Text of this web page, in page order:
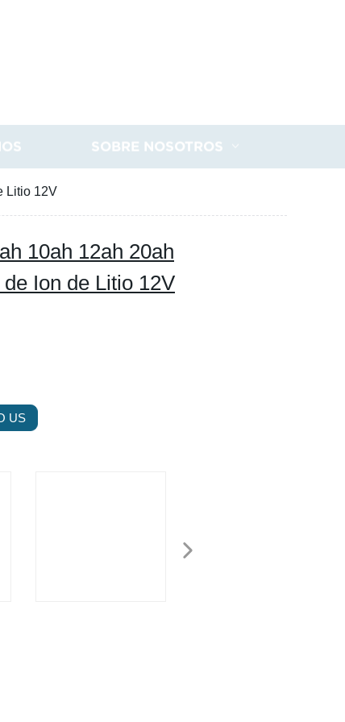
SOBRE NOSOTROS
Litio 12V
10ah 12ah 20ah
Ion de Litio 12V
US